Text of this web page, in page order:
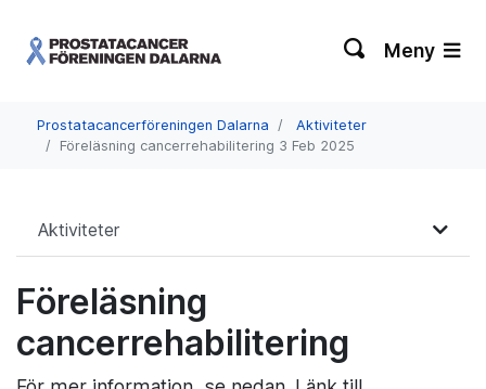
Meny
Prostatacancerföreningen Dalarna
Aktiviteter
Föreläsning cancerrehabilitering 3 Feb 2025
Aktiviteter
Föreläsning
cancerrehabilitering